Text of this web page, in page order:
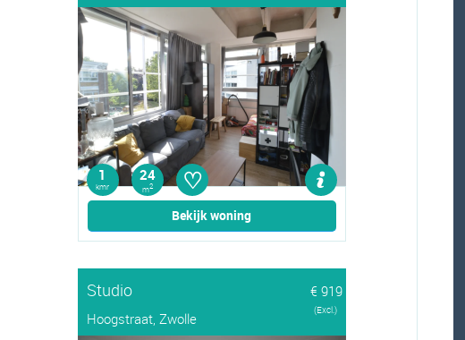
1
kmr
24
m2 ♡
Bekijk woning
Studio
€ 919
Hoogstraat, Zwolle
(Excl.)